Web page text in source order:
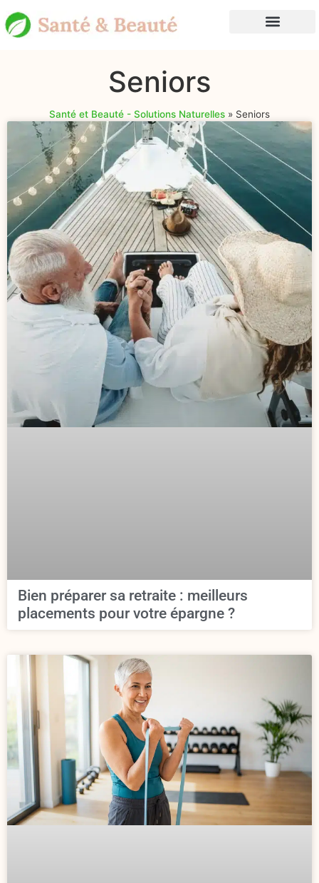
Seniors
Santé et Beauté - Solutions Naturelles » Seniors
Bien préparer sa retraite : meilleurs
placements pour votre épargne ?